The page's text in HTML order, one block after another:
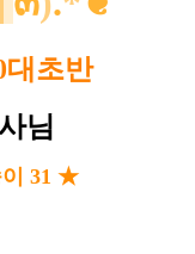
대초반
님
이 31 ★